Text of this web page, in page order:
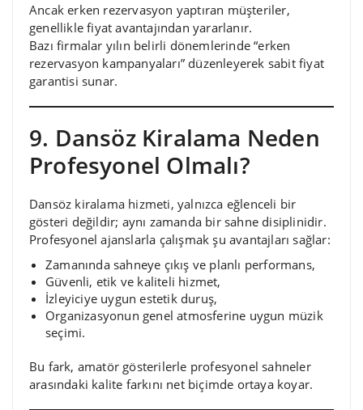
Ancak erken rezervasyon yaptıran müşteriler,
genellikle fiyat avantajından yararlanır.
Bazı firmalar yılın belirli dönemlerinde “erken
rezervasyon kampanyaları” düzenleyerek sabit fiyat
garantisi sunar.
9. Dansöz Kiralama Neden
Profesyonel Olmalı?
Dansöz kiralama hizmeti, yalnızca eğlenceli bir
gösteri değildir; aynı zamanda bir sahne disiplinidir.
Profesyonel ajanslarla çalışmak şu avantajları sağlar:
Zamanında sahneye çıkış ve planlı performans,
Güvenli, etik ve kaliteli hizmet,
İzleyiciye uygun estetik duruş,
Organizasyonun genel atmosferine uygun müzik
seçimi.
Bu fark, amatör gösterilerle profesyonel sahneler
arasındaki kalite farkını net biçimde ortaya koyar.